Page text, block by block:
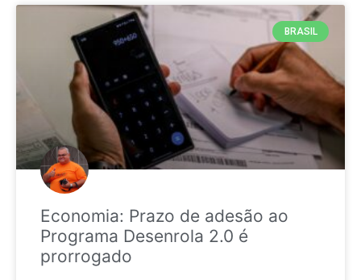
BRASIL
Economia: Prazo de adesão ao
Programa Desenrola 2.0 é
prorrogado